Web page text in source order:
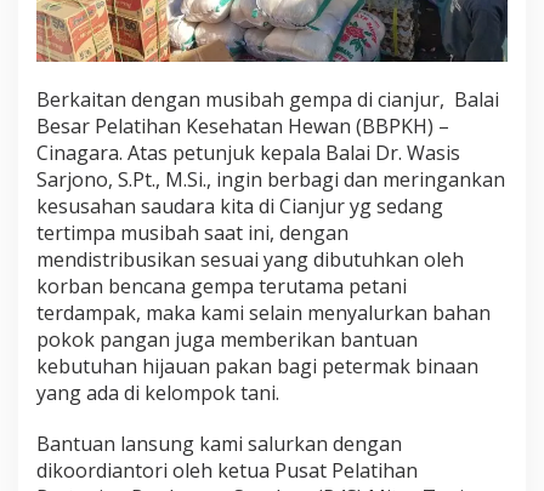
Berkaitan dengan musibah gempa di cianjur, Balai
Besar Pelatihan Kesehatan Hewan (BBPKH) –
Cinagara. Atas petunjuk kepala Balai Dr. Wasis
Sarjono, S.Pt., M.Si., ingin berbagi dan meringankan
kesusahan saudara kita di Cianjur yg sedang
tertimpa musibah saat ini, dengan
mendistribusikan sesuai yang dibutuhkan oleh
korban bencana gempa terutama petani
terdampak, maka kami selain menyalurkan bahan
pokok pangan juga memberikan bantuan
kebutuhan hijauan pakan bagi petermak binaan
yang ada di kelompok tani.
Bantuan lansung kami salurkan dengan
dikoordiantori oleh ketua Pusat Pelatihan